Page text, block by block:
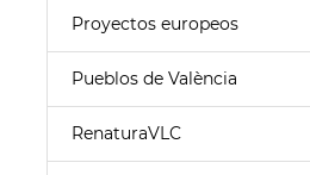
Proyectos europeos
Pueblos de València
RenaturaVLC